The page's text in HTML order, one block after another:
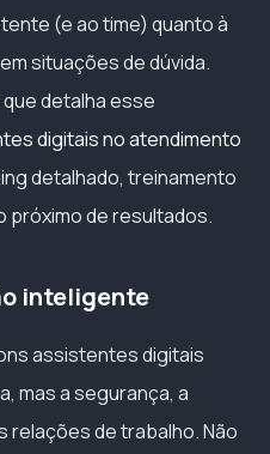
(e ao time) quanto à
situações de dúvida.
detalha esse
digitais no atendimento
detalhado, treinamento
próximo de resultados.
inteligente
assistentes digitais
mas a segurança, a
relações de trabalho. Não